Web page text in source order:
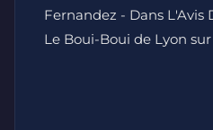
Fernandez - Dans L'Avis
Le Boui-Boui de Lyon sur